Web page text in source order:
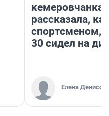
кемеровчанка
рассказала,
спортсменом,
30 сидел на
Елена